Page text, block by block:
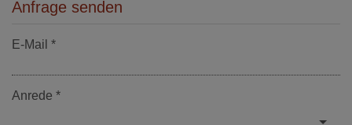
Anfrage senden
E-Mail
Anrede